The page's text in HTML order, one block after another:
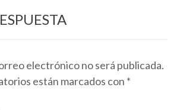
electrónico no será publicada.
están marcados con *